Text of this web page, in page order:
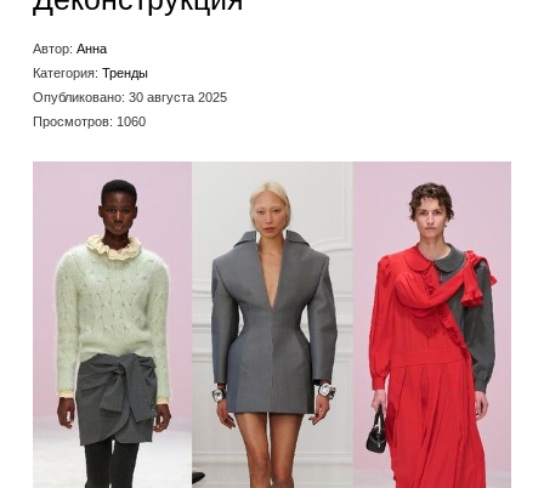
Автор: Анна
Категория: Тренды
Опубликовано: 30 августа 2025
Просмотров: 1060